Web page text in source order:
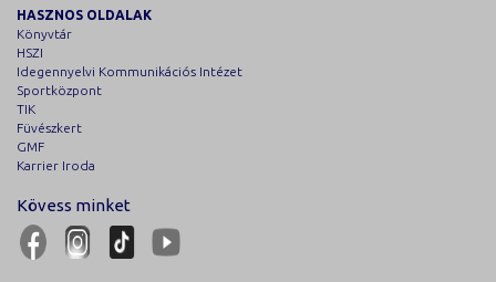
HASZNOS OLDALAK
Könyvtár
HSZI
Idegennyelvi Kommunikációs Intézet
Sportközpont
TIK
Füvészkert
GMF
Karrier Iroda
Kövess minket